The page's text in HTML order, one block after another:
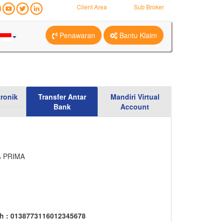
Client Area Sub Broker
Penawaran Bantu Klaim
Transfer Antar
Bank
Mandiri Virtual
Account
PRIMA
: 0138773116012345678